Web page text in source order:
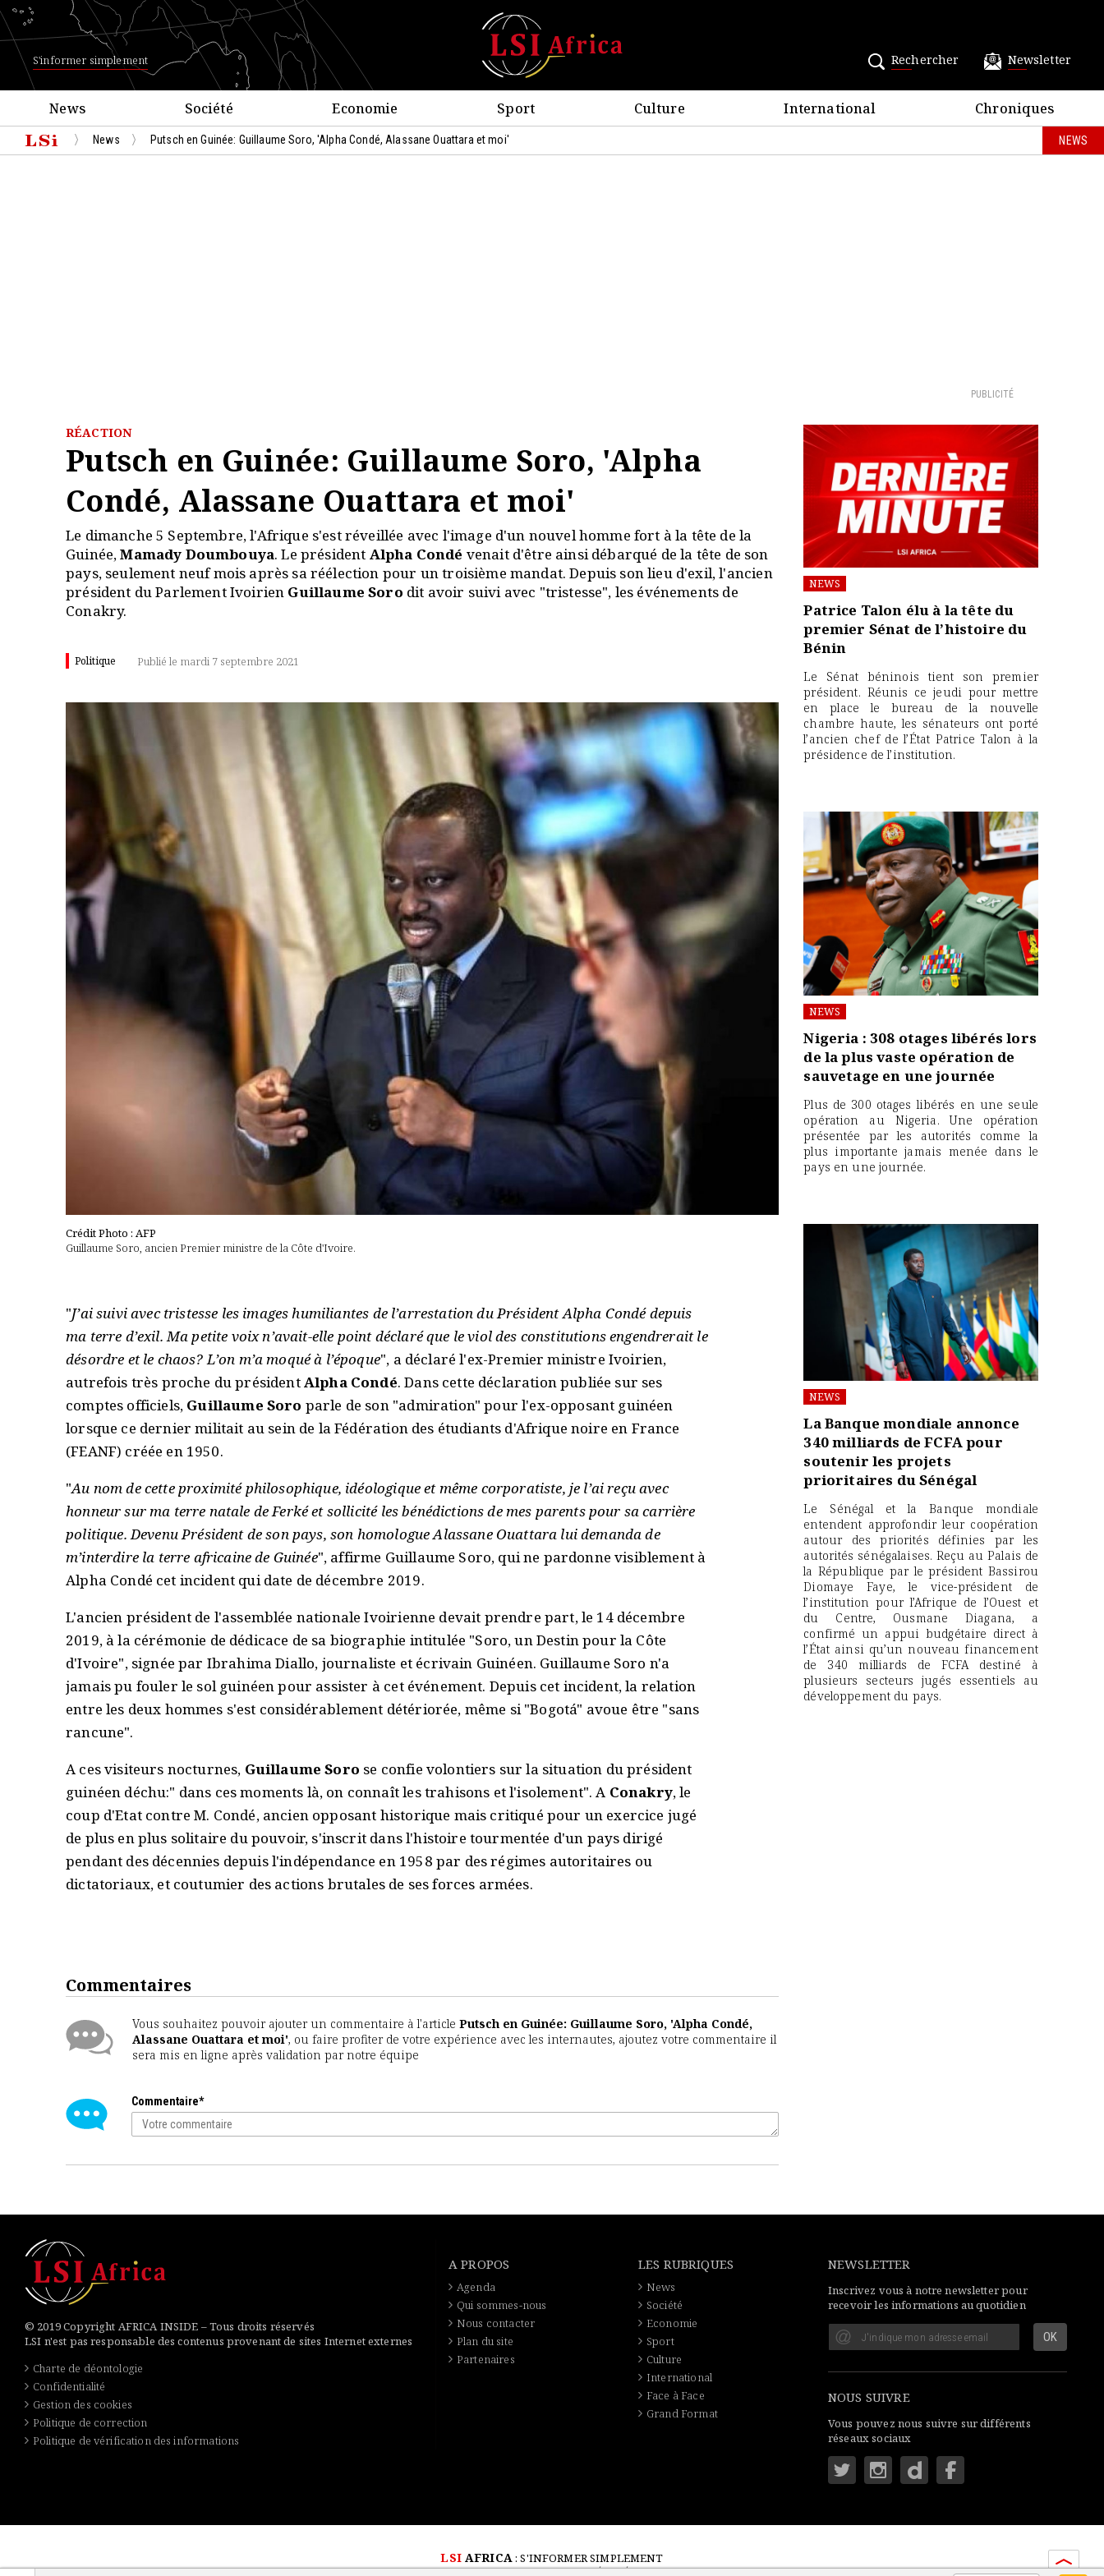
S'informer simplement Rechercher Newsletter
News Société Economie Sport Culture International Chroniques
News Putsch en Guinée: Guillaume Soro, 'Alpha Condé, Alassane Ouattara et moi' NEWS
PUBLICITÉ
RÉACTION
Putsch en Guinée: Guillaume Soro, 'Alpha
Condé, Alassane Ouattara et moi'
Le dimanche 5 Septembre, l'Afrique s'est réveillée avec l'image d'un nouvel homme fort à la tête de la
Guinée,Mamady Doumbouya. Le président Alpha Condé venait d'être ainsi débarqué de la tête de son
pays, seulement neuf mois après sa réélection pour un troisième mandat. Depuis son lieu d'exil, l'ancien
président du Parlement Ivoirien Guillaume Soro dit avoir suivi avec "tristesse", les événements de
Conakry.
Politique Publié le mardi 7 septembre 2021
Crédit Photo : AFP
Guillaume Soro, ancien Premier ministre de la Côte d'Ivoire.
"J’ai suivi avec tristesse les images humiliantes de l’arrestation du Président Alpha Condé depuis
ma terre d’exil. Ma petite voix n’avait-elle point déclaré que le viol des constitutions engendrerait le
désordre et le chaos? L’on m’a moqué à l’époque", a déclaré l'ex-Premier ministre Ivoirien,
autrefois très proche du présidentAlpha Condé. Dans cette déclaration publiée sur ses
comptes officiels, Guillaume Soro parle de son "admiration" pour l'ex-opposant guinéen
lorsque ce dernier militait au sein de la Fédération des étudiants d'Afrique noire en France
(FEANF) créée en 1950.
"Au nom de cette proximité philosophique, idéologique et même corporatiste, je l’ai reçu avec
honneur sur ma terre natale de Ferké et sollicité les bénédictions de mes parents pour sa carrière
politique. Devenu Président de son pays, son homologue Alassane Ouattara lui demanda de
m’interdire la terre africaine de Guinée", affirme Guillaume Soro, qui ne pardonne visiblement à
Alpha Condé cet incident qui date de décembre 2019.
L'ancien président de l'assemblée nationale Ivoirienne devait prendre part, le 14 décembre
2019, à la cérémonie de dédicace de sa biographie intitulée "Soro, un Destin pour la Côte
d'Ivoire", signée par Ibrahima Diallo, journaliste et écrivain Guinéen. Guillaume Soro n'a
jamais pu fouler le sol guinéen pour assister à cet événement. Depuis cet incident, la relation
entre les deux hommes s'est considérablement détériorée, même si "Bogotá" avoue être "sans
rancune".
A ces visiteurs nocturnes, Guillaume Soro se confie volontiers sur la situation du président
guinéen déchu:" dans ces moments là, on connaît les trahisons et l'isolement". A Conakry, le
coup d'Etat contre M. Condé, ancien opposant historique mais critiqué pour un exercice jugé
de plus en plus solitaire du pouvoir, s'inscrit dans l'histoire tourmentée d'un pays dirigé
pendant des décennies depuis l'indépendance en 1958 par des régimes autoritaires ou
dictatoriaux, et coutumier des actions brutales de ses forces armées.
Commentaires
Vous souhaitez pouvoir ajouter un commentaire à l'article Putsch en Guinée: Guillaume Soro, 'Alpha Condé,
Alassane Ouattara et moi', ou faire profiter de votre expérience avec les internautes, ajoutez votre commentaire il
sera mis en ligne après validation par notre équipe
Commentaire*
NEWS
Patrice Talon élu à la tête du
premier Sénat de l’histoire du
Bénin
Le Sénat béninois tient son premier
président. Réunis ce jeudi pour mettre
en place le bureau de la nouvelle
chambre haute, les sénateurs ont porté
l’ancien chef de l’État Patrice Talon à la
présidence de l’institution.
NEWS
Nigeria : 308 otages libérés lors
de la plus vaste opération de
sauvetage en une journée
Plus de 300 otages libérés en une seule
opération au Nigeria. Une opération
présentée par les autorités comme la
plus importante jamais menée dans le
pays en une journée.
NEWS
La Banque mondiale annonce
340 milliards de FCFA pour
soutenir les projets
prioritaires du Sénégal
Le Sénégal et la Banque mondiale
entendent approfondir leur coopération
autour des priorités définies par les
autorités sénégalaises. Reçu au Palais de
la République par le président Bassirou
Diomaye Faye, le vice-président de
l’institution pour l’Afrique de l’Ouest et
du Centre, Ousmane Diagana, a
confirmé un appui budgétaire direct à
l’État ainsi qu’un nouveau financement
de 340 milliards de FCFA destiné à
plusieurs secteurs jugés essentiels au
développement du pays.
© 2019 Copyright AFRICA INSIDE – Tous droits réservés
LSI n'est pas responsable des contenus provenant de sites Internet externes
Charte de déontologie
Confidentialité
Gestion des cookies
Politique de correction
Politique de vérification des informations
A PROPOS
Agenda
Qui sommes-nous
Nous contacter
Plan du site
Partenaires
LES RUBRIQUES
News
Société
Economie
Sport
Culture
International
Face à Face
Grand Format
NEWSLETTER
Inscrivez vous à notre newsletter pour
recevoir les informations au quotidien
NOUS SUIVRE
Vous pouvez nous suivre sur différents
réseaux sociaux
LSIAFRICA: S'INFORMER SIMPLEMENT
© 2018-2026 - TOUS DROITS RÉSERVÉS